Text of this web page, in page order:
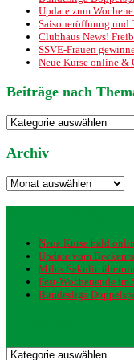
Update zum
Saisoneröffnung und
Clubhaus News!
SSVE-Frauen
Neue Kurse online &
Beiträge nach
Beiträge
nach
Thema
Archiv
Archiv
Neue Kurse bald
Update vom
Milos Sekulic
Fest-Wochenende im
Bundesliga
Kategorien